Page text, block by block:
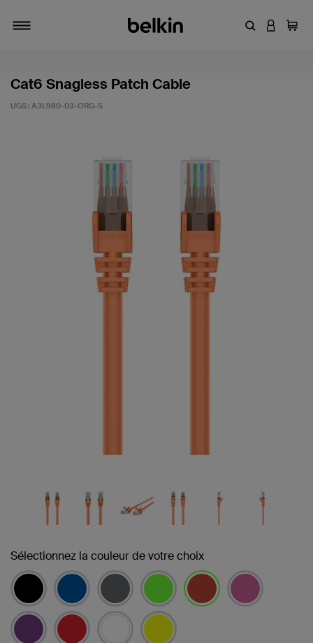
Entrez un
Cat6 Snagless Patch Cable
UGS : A3L980-03-ORG-S
Sélectionnez la couleur de votre choix